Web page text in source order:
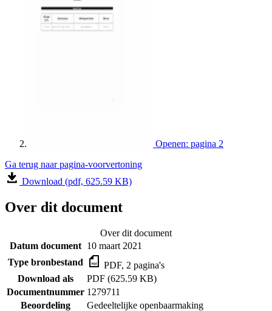
Openen: pagina 2
Ga terug naar pagina-voorvertoning
Download (pdf, 625.59 KB)
Over dit document
Over dit document
Datum document 10 maart 2021
Type bronbestand
PDF, 2 pagina's
Download als
PDF (625.59 KB)
Documentnummer 1279711
Beoordeling
Gedeeltelijke openbaarmaking